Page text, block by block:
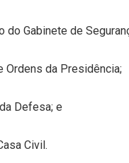
do Gabinete de
Ordens da Presidência;
Defesa; e
Civil.